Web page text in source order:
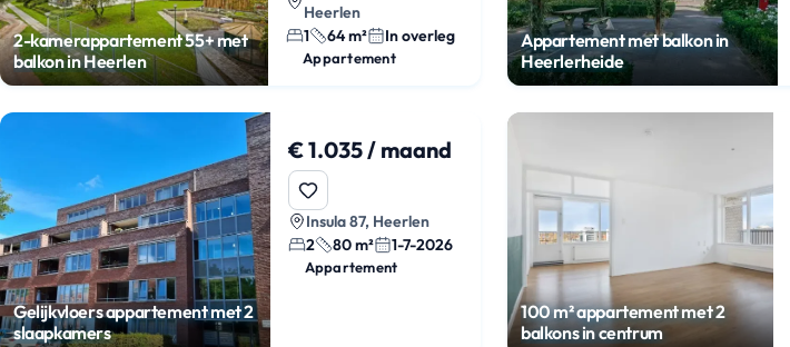
2-kamerappartement 55+ met
balkon in Heerlen
Heerlen
1
64 m² In overleg
Appartement
Appartement met balkon in
Heerlerheide
Gelijkvloers appartement met 2
slaapkamers
€ 1.035 / maand
Insula 87, Heerlen
2
80 m² 1-7-2026
Appartement
100 m² appartement met 2
balkons in centrum